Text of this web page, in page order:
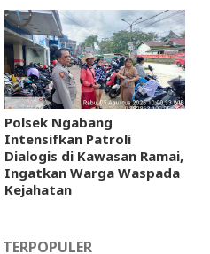
Polsek Ngabang
Intensifkan Patroli
Dialogis di Kawasan Ramai,
Ingatkan Warga Waspada
Kejahatan
TERPOPULER